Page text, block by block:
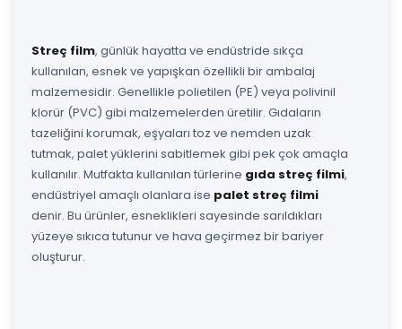
Streç film, günlük hayatta ve endüstride sıkça
kullanılan, esnek ve yapışkan özellikli bir ambalaj
malzemesidir. Genellikle polietilen (PE) veya polivinil
klorür (PVC) gibi malzemelerden üretilir. Gıdaların
tazeliğini korumak, eşyaları toz ve nemden uzak
tutmak, palet yüklerini sabitlemek gibi pek çok amaçla
kullanılır. Mutfakta kullanılan türlerine gıda streç filmi,
endüstriyel amaçlı olanlara ise palet streç filmi
denir. Bu ürünler, esneklikleri sayesinde sarıldıkları
yüzeye sıkıca tutunur ve hava geçirmez bir bariyer
oluşturur.